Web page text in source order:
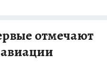
отмечают